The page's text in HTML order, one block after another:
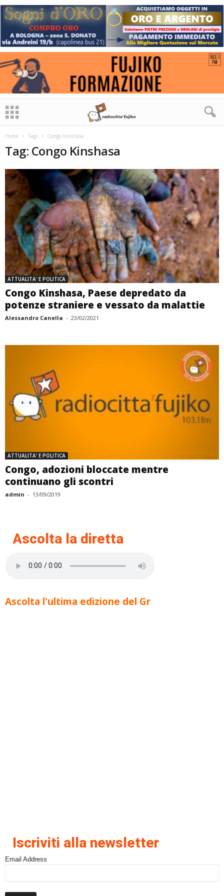
Home Tags Congo Kinshasa
Tag: Congo Kinshasa
ATTUALITA' E POLITICA
Congo Kinshasa, Paese depredato da
potenze straniere e vessato da malattie
Alessandro Canella - 23/02/2021
ATTUALITA' E POLITICA
Congo, adozioni bloccate mentre
continuano gli scontri
admin - 13/09/2019
Ascolta la diretta
Ascolta l'ultima edizione del Gr
Iscriviti alla newsletter
Email Address